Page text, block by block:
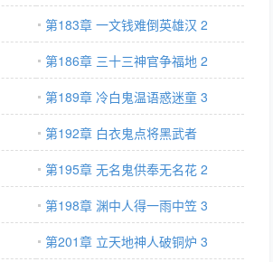
第183章 一文钱难倒英雄汉 2
第186章 三十三神官争福地 2
第189章 冷白鬼温语惑迷童 3
第192章 白衣鬼点将黑武者
第195章 无名鬼供奉无名花 2
第198章 渊中人得一雨中笠 3
第201章 立天地神人破铜炉 3